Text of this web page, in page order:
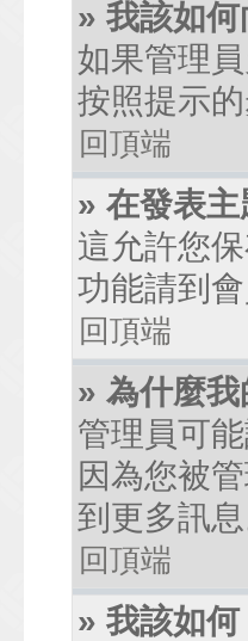
» 我該如
如果管理
按照提示的
回頂端
» 在發表
這允許您
功能請到會
回頂端
» 為什麼
管理員可
因為您被
到更多訊息
回頂端
» 我該如